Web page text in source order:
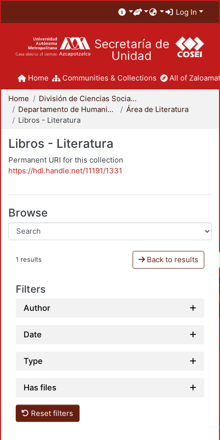
Log In
Secretaría de
Unidad
Home Communities & Collections All of
Home
División de Ciencias Sociales y Humanidades
Departamento de Humanidades
Área de Literatura
Libros - Literatura
Libros - Literatura
Permanent URI for this collection
https://hdl.handle.net/11191/1331
Browse
1 results Back to results
Filters
Author
Date
Type
Has files
Reset filters